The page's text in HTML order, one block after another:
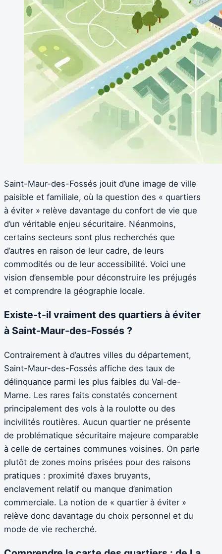
Saint-Maur-des-Fossés jouit d’une image de ville
paisible et familiale, où la question des « quartiers
à éviter » relève davantage du confort de vie que
d’un véritable enjeu sécuritaire. Néanmoins,
certains secteurs sont plus recherchés que
d’autres en raison de leur cadre, de leurs
commodités ou de leur accessibilité. Voici une
vision d’ensemble pour déconstruire les préjugés
et comprendre la géographie locale.
Existe-t-il vraiment des quartiers à éviter
à Saint-Maur-des-Fossés ?
Contrairement à d’autres villes du département,
Saint-Maur-des-Fossés affiche des taux de
délinquance parmi les plus faibles du Val-de-
Marne. Les rares faits constatés concernent
principalement des vols à la roulotte ou des
incivilités routières. Aucun quartier ne présente
de problématique sécuritaire majeure comparable
à celle de certaines communes voisines. On parle
plutôt de zones moins prisées pour des raisons
pratiques : proximité d’axes bruyants,
enclavement relatif ou manque d’animation
commerciale. La notion de « quartier à éviter »
relève donc davantage du choix personnel et du
mode de vie recherché.